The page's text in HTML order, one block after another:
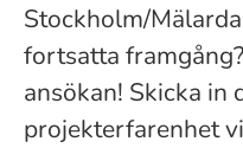
Stockholm/
fortsatta
ansökan! Skicka in
projekterfarenhet